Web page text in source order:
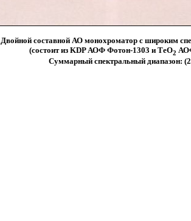
Двойной составной АО монохроматор с широким
(состоит из KDP АОФ Фотон-1303 и ТеО2
Суммарный спектральный диапазон: